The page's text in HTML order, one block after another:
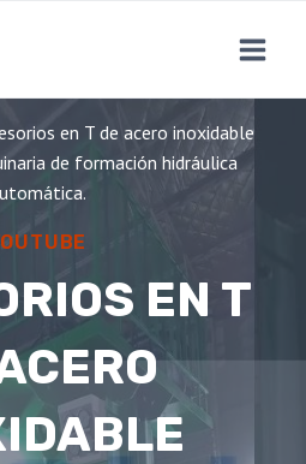
en T de acero inoxidable
de formación hidráulica
EN T